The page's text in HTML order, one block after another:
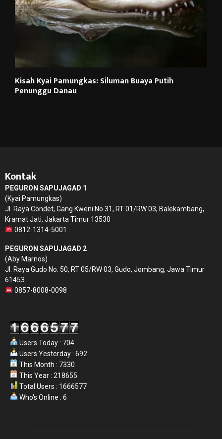
Kisah Kyai Pamungkas: Siluman Buaya Putih
Penunggu Danau
Kontak
PEGURON SAPUJAGAD 1
(Kyai Pamungkas)
Jl. Raya Condet, Gang Kweni No.31, RT 01/RW 03, Balekambang,
Kramat Jati, Jakarta Timur 13530
0812-1314-5001
PEGURON SAPUJAGAD 2
(Aby Marnos)
Jl. Raya Gudo No. 50, RT 05/RW 03, Gudo, Jombang, Jawa Timur
61453
0857-8008-0098
Users Today : 704
Users Yesterday : 692
This Month : 7330
This Year : 218655
Total Users : 1666577
Who's Online : 6